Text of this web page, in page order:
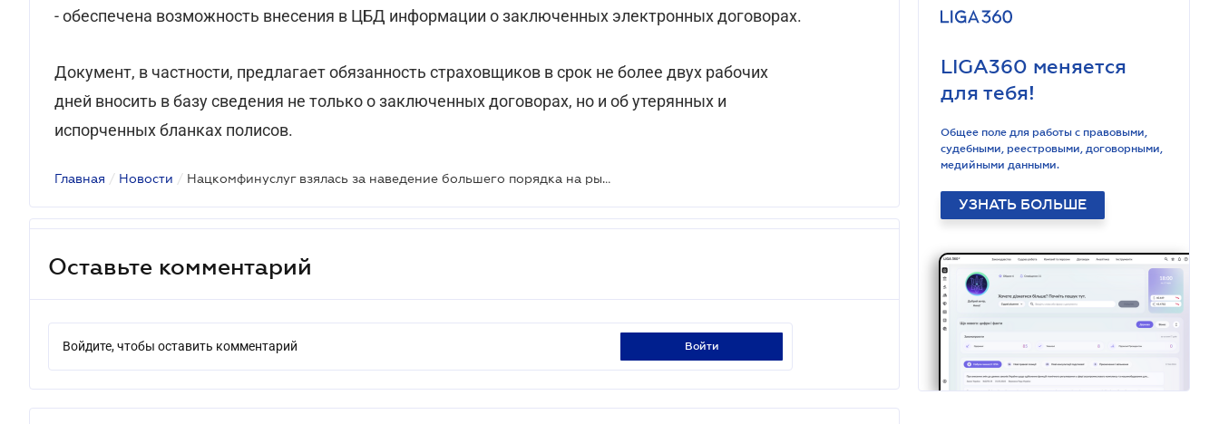
- обеспечена возможность внесения в ЦБД информации о заключенных электронных договорах.
Документ, в частности, предлагает обязанность страховщиков в срок не более двух рабочих
дней вносить в базу сведения не только о заключенных договорах, но и об утерянных и
испорченных бланках полисов.
Главная / Новости / Нацкомфинуслуг взялась за наведение большего порядка на рынке автогражданки
Оставьте комментарий
Войдите, чтобы оставить комментарий войти
LIGA360 меняется
для тебя!
Общее поле для работы с правовыми,
судебными, реестровыми, договорными,
медийными данными.
УЗНАТЬ БОЛЬШЕ